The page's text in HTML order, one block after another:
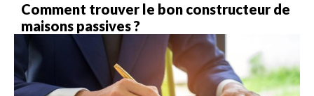
Comment trouver le bon constructeur de
maisons passives ?